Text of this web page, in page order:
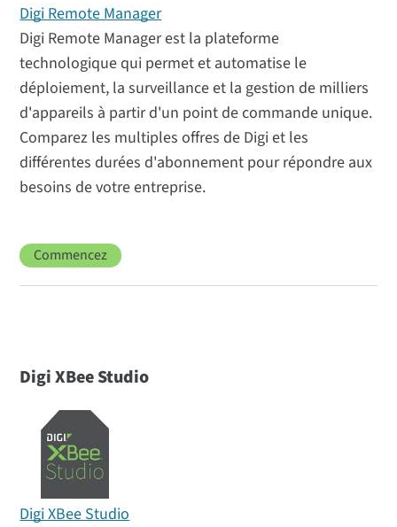
Digi Remote Manager
Digi Remote Manager est la plateforme
technologique qui permet et automatise le
déploiement, la surveillance et la gestion de milliers
d'appareils à partir d'un point de commande unique.
Comparez les multiples offres de Digi et les
différentes durées d'abonnement pour répondre aux
besoins de votre entreprise.
Commencez
Digi XBee Studio
Digi XBee Studio